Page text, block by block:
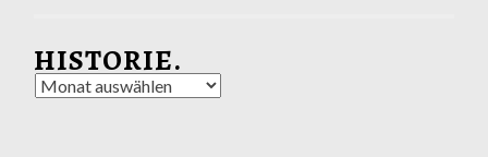
HISTORIE.
Historie.